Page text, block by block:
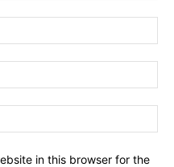
in this browser for the